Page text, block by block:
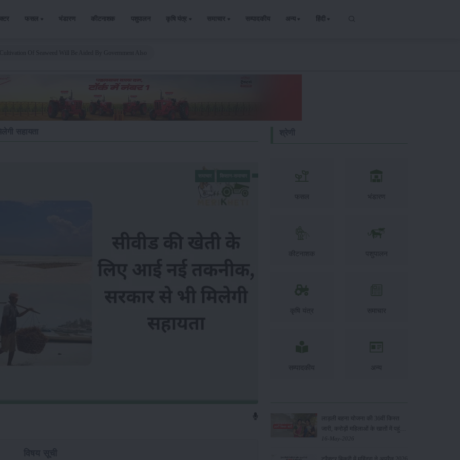
फसल भंडारण कीटनाशक पशुपालन कृषि यंत्र समाचार सम्पादकीय अन्य हिंदी
फसल भंडारण
कीटनाशक पशुपालन
कृषि यंत्र समाचार
सम्पादकीय अन्य
लाड़ली बहना योजना की 36वीं किस्त
जारी, करोड़ों महिलाओं के खातों में पहुंचे
1500 रुपये
16-May-2026